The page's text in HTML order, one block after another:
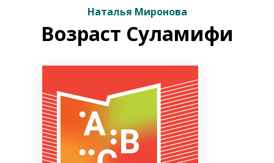
ELVIS atvyksta
Bibliotekoms
Наталья Миронова
Возраст Суламифи